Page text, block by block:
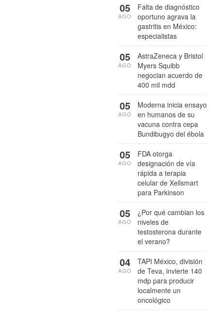
Falta de diagnóstico
oportuno agrava la
gastritis en México:
especialistas
05
AGO
AstraZeneca y Bristol
Myers Squibb
negocian acuerdo de
400 mil mdd
05
AGO
Moderna inicia ensayo
en humanos de su
vacuna contra cepa
Bundibugyo del ébola
05
AGO
FDA otorga
designación de vía
rápida a terapia
celular de Xellsmart
para Parkinson
05
AGO
¿Por qué cambian los
niveles de
testosterona durante
el verano?
05
AGO
TAPI México, división
de Teva, invierte 140
mdp para producir
localmente un
oncológico
04
AGO